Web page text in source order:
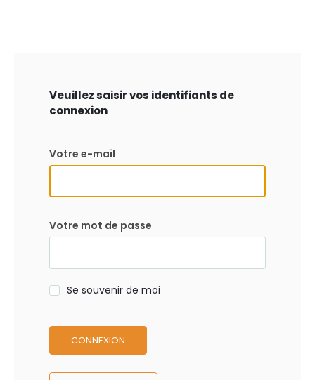
Veuillez saisir vos identifiants de
connexion
Votre e-mail
Votre mot de passe
Se souvenir de moi
CONNEXION